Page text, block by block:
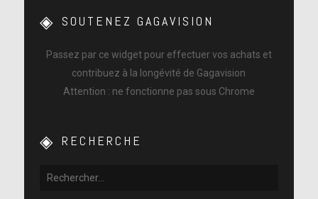
SOUTENEZ GAGAVISION
Passez par ce widget pour effectuer vos achats et
contribuez à la longévité de Gagavision
Attention : ne fonctionne pas sous Chrome
RECHERCHE